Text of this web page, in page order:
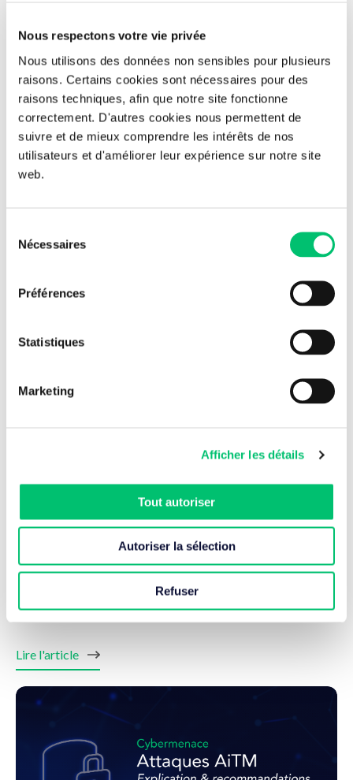
Nous respectons votre vie privée
Nous utilisons des données non sensibles pour plusieurs
raisons. Certains cookies sont nécessaires pour des
raisons techniques, afin que notre site fonctionne
correctement. D'autres cookies nous permettent de
suivre et de mieux comprendre les intérêts de nos
utilisateurs et d'améliorer leur expérience sur notre site
web.
Nécessaires
Préférences
Statistiques
Marketing
Afficher les détails
Tout autoriser
Autoriser la sélection
Refuser
Sensibilisation à la Cybersécurité.
En savoir plus
Partager l'article
Retour aux actualités
intéresser
24 Juil. 2026
Fin de support VMware vSphere 8 : la réflexion
commence aujourd’hui !
Lire l'article